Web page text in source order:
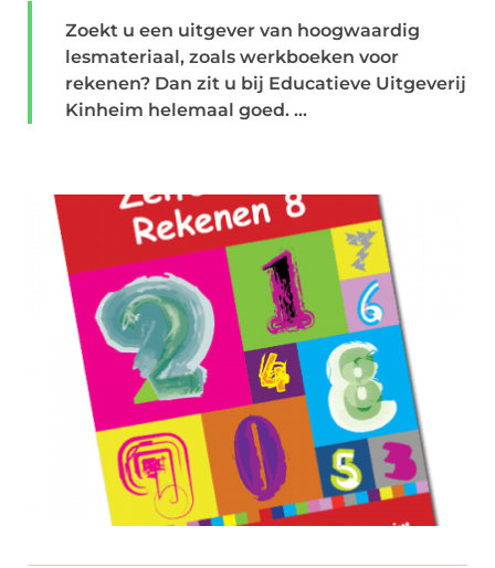
Zoekt u een uitgever van hoogwaardig
lesmateriaal, zoals werkboeken voor
rekenen? Dan zit u bij Educatieve Uitgeverij
Kinheim helemaal goed. ...